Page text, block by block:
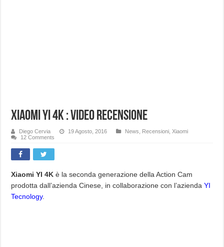
Xiaomi YI 4K : Video recensione
Diego Cervia 19 Agosto, 2016 News Recensioni ,Xiaomi
12 Comments
Xiaomi YI 4K è la seconda generazione della Action Cam
prodotta dall’azienda Cinese, in collaborazione con l’aziendaYI
Tecnology.